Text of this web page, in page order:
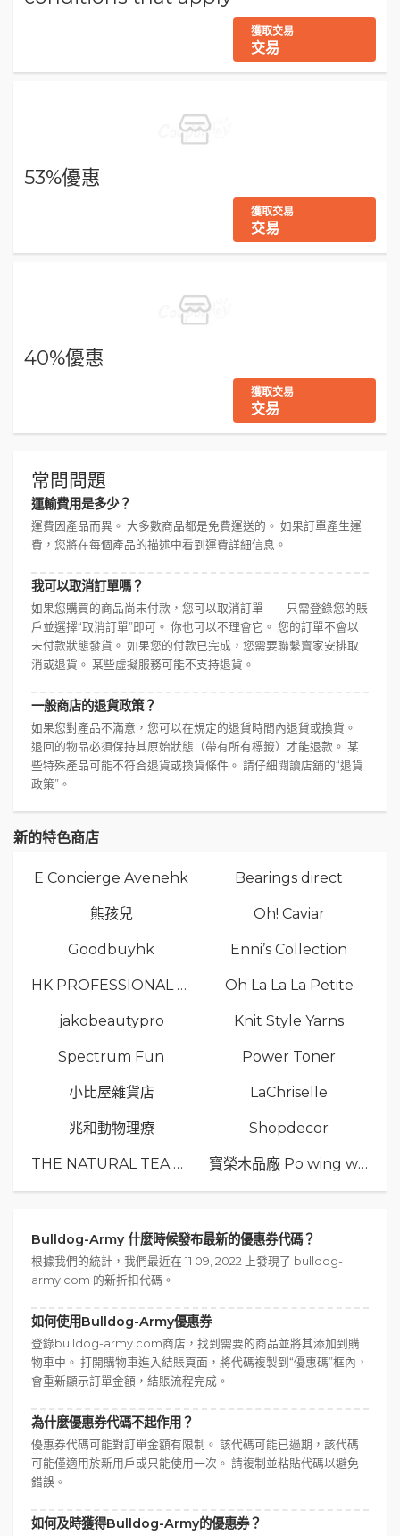
獲取交易
交易
53%優惠
獲取交易
交易
40%優惠
獲取交易
交易
常問問題
運輸費用是多少？
運費因產品而異。 大多數商品都是免費運送的。 如果訂單產生運
費，您將在每個產品的描述中看到運費詳細信息。
我可以取消訂單嗎？
如果您購買的商品尚未付款，您可以取消訂單——只需登錄您的賬
戶並選擇“取消訂單”即可。 你也可以不理會它。 您的訂單不會以
未付款狀態發貨。 如果您的付款已完成，您需要聯繫賣家安排取
消或退貨。 某些虛擬服務可能不支持退貨。
一般商店的退貨政策？
如果您對產品不滿意，您可以在規定的退貨時間內退貨或換貨。
退回的物品必須保持其原始狀態（帶有所有標籤）才能退款。 某
些特殊產品可能不符合退貨或換貨條件。 請仔細閱讀店舖的“退貨
政策”。
新的特色商店
E Concierge Avenehk Bearings direct
熊孩兒 Oh! Caviar
Goodbuyhk Enni’s Collection
HK PROFESSIONAL TV LIMITED Oh La La La Petite
jakobeautypro Knit Style Yarns
Spectrum Fun Power Toner
小比屋雜貨店 LaChriselle
兆和動物理療 Shopdecor
THE NATURAL TEA Co. 寶榮木品廠 Po wing wood
Bulldog-Army 什麼時候發布最新的優惠券代碼？
根據我們的統計，我們最近在 11 09, 2022 上發現了 bulldog-
army.com 的新折扣代碼。
如何使用Bulldog-Army優惠券
登錄bulldog-army.com商店，找到需要的商品並將其添加到購
物車中。 打開購物車進入結賬頁面，將代碼複製到“優惠碼”框內，
會重新顯示訂單金額，結賬流程完成。
為什麼優惠券代碼不起作用？
優惠券代碼可能對訂單金額有限制。 該代碼可能已過期，該代碼
可能僅適用於新用戶或只能使用一次。 請複制並粘貼代碼以避免
錯誤。
如何及時獲得Bulldog-Army的優惠券？